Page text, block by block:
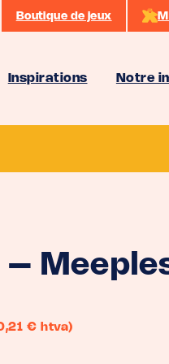
Boutique de jeux
Inspirations Notre
–
€ htva)